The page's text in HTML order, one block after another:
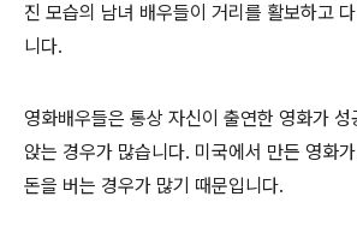
진 모습의 남녀 배우들이 거리를 활보하고
니다.
영화배우들은 통상 자신이 출연한 영화가 성
앉는 경우가 많습니다. 미국에서 만든 영화
돈을 버는 경우가 많기 때문입니다.